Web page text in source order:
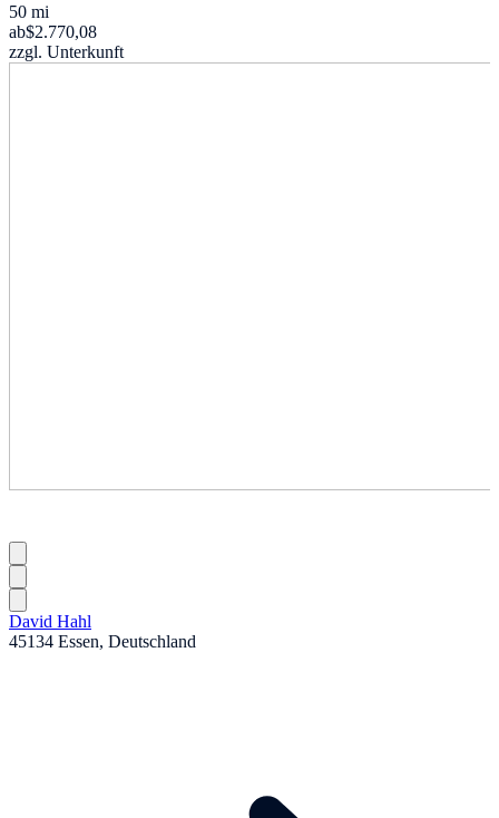
50 mi
ab$2.770,08
zzgl. Unterkunft
David Hahl
45134 Essen, Deutschland